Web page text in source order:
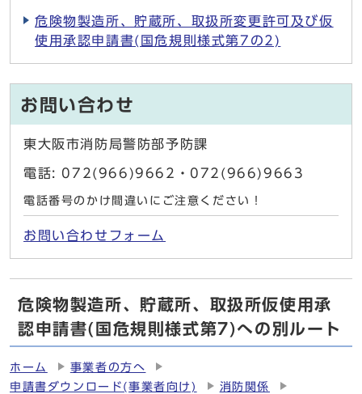
危険物製造所、貯蔵所、取扱所変更許可及び仮
使用承認申請書(国危規則様式第7の2)
お問い合わせ
東大阪市消防局警防部予防課
電話: 072(966)9662・072(966)9663
電話番号のかけ間違いにご注意ください！
お問い合わせフォーム
危険物製造所、貯蔵所、取扱所仮使用承
認申請書(国危規則様式第7)への別ルート
ホーム
事業者の方へ
申請書ダウンロード(事業者向け)
消防関係